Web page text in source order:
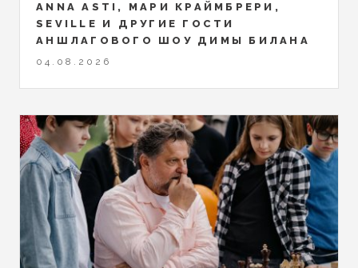
ANNA ASTI, МАРИ КРАЙМБРЕРИ,
SEVILLE И ДРУГИЕ ГОСТИ
АНШЛАГОВОГО ШОУ ДИМЫ БИЛАНА
04.08.2026